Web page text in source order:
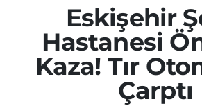
Eskişehir
Hastanesi
Kaza! Tır
Çarptı
ASAYİŞ
SİYASET
EKONOMİ
İletişim
Künye
Süper Lig Puan Durumu
Tüm Manşetler
Son Dakika Haberleri